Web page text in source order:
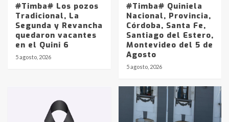
#Timba# Los pozos
Tradicional, La
Segunda y Revancha
quedaron vacantes
en el Quini 6
5 agosto, 2026
#Timba# Quiniela
Nacional, Provincia,
Córdoba, Santa Fe,
Santiago del Estero,
Montevideo del 5 de
Agosto
5 agosto, 2026
Identidad de los adolescentes
pampeanos que fueron
en la mañana del lunes